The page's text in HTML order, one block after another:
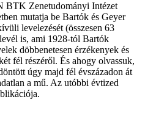
BTK Zenetudományi Intézet
mutatja be Bartók és Geyer
levelezését (összesen 63
is, ami 1928-tól Bartók
döbbenetesen érzékenyek és
fél részéről. És ahogy olvassuk,
úgy majd fél évszázadon át
a mű. Az utóbbi évtized